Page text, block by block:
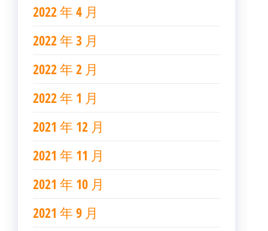
2022 年 4 月
2022 年 3 月
2022 年 2 月
2022 年 1 月
2021 年 12 月
2021 年 11 月
2021 年 10 月
2021 年 9 月